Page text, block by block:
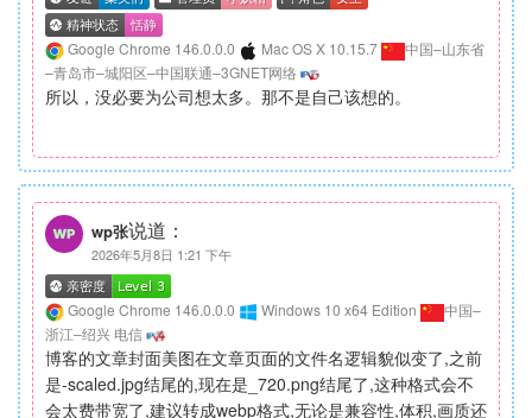
Google Chrome 146.0.0.0 Mac OS X 10.15.7
中国–山东省
–青岛市–城阳区–中国联通–3GNET网络
所以，没必要为公司想太多。那不是自己该想的。
wp张说道：
2026年5月8日 1:21 下午
Google Chrome 146.0.0.0 Windows 10 x64 Edition
中国–
浙江–绍兴 电信
博客的文章封面美图在文章页面的文件名逻辑貌似变了,之前
是-scaled.jpg结尾的,现在是_720.png结尾了,这种格式会不
会太费带宽了,建议转成webp格式,无论是兼容性,体积,画质还